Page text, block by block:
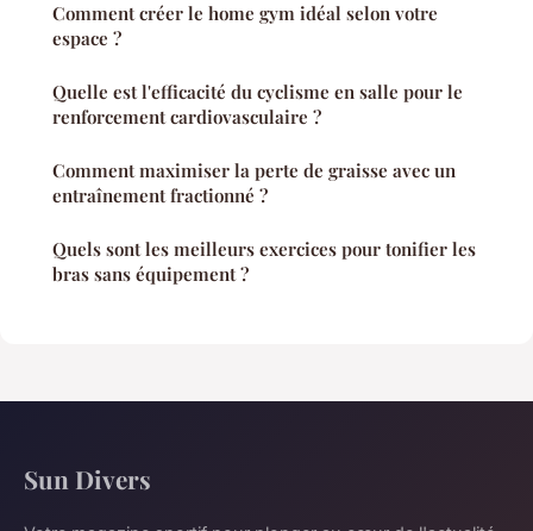
Comment créer le home gym idéal selon votre
espace ?
Quelle est l'efficacité du cyclisme en salle pour le
renforcement cardiovasculaire ?
Comment maximiser la perte de graisse avec un
entraînement fractionné ?
Quels sont les meilleurs exercices pour tonifier les
bras sans équipement ?
Sun Divers